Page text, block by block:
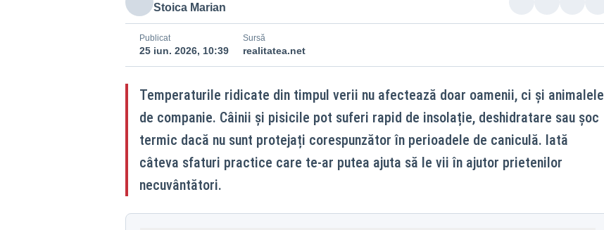
Stoica Marian
Publicat
25 iun. 2026, 10:39
Sursă
realitatea.net
Temperaturile ridicate din timpul verii nu afectează doar oamenii, ci și animalele
de companie. Câinii și pisicile pot suferi rapid de insolație, deshidratare sau șoc
termic dacă nu sunt protejați corespunzător în perioadele de caniculă. Iată
câteva sfaturi practice care te-ar putea ajuta să le vii în ajutor prietenilor
necuvântători.